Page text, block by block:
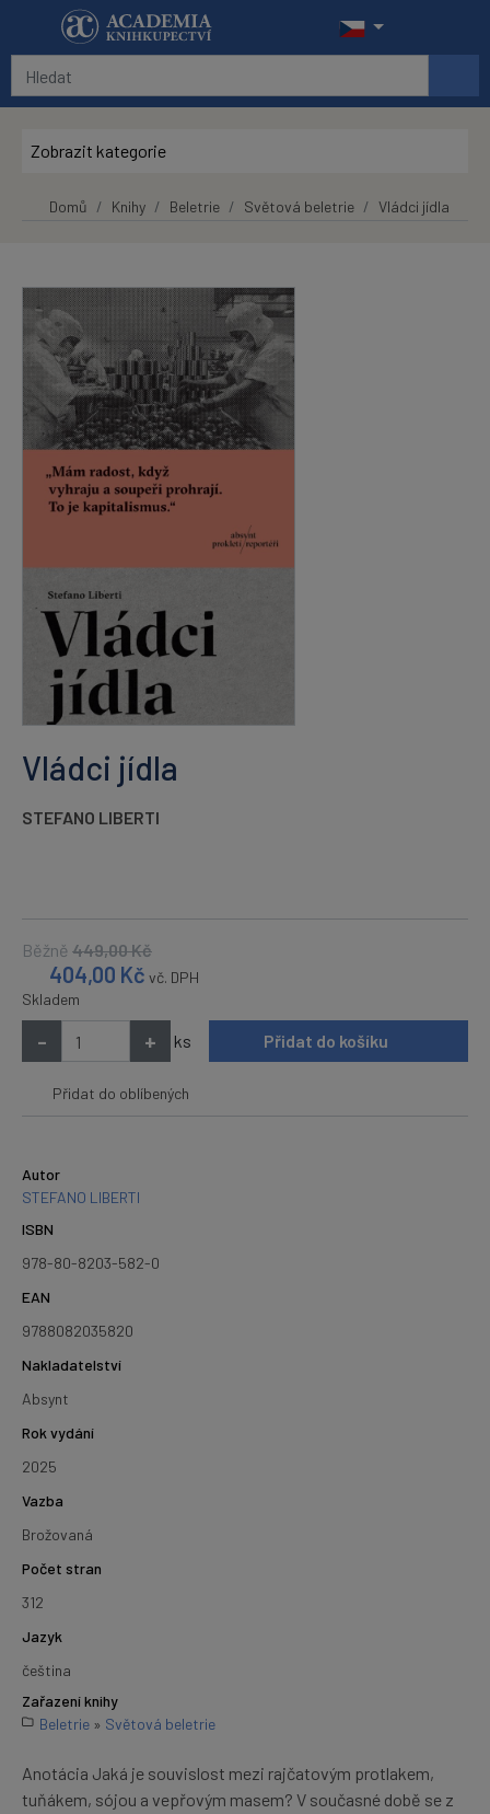
Přeskočit na hlavní obsah
Zobrazit kategorie
Domů Knihy Beletrie Světová beletrie Vládci jídla
Vládci jídla
STEFANO LIBERTI
Běžně 449,00Kč
404,00 Kč vč. DPH
Skladem
- + ks Přidat do košíku
Přidat do oblíbených
Autor
STEFANO LIBERTI
ISBN
978-80-8203-582-0
EAN
9788082035820
Nakladatelství
Absynt
Rok vydání
2025
Vazba
Brožovaná
Počet stran
312
Jazyk
čeština
Zařazení knihy
Beletrie » Světová beletrie
Anotácia Jaká je souvislost mezi rajčatovým protlakem,
tuňákem, sójou a vepřovým masem? V současné době se z